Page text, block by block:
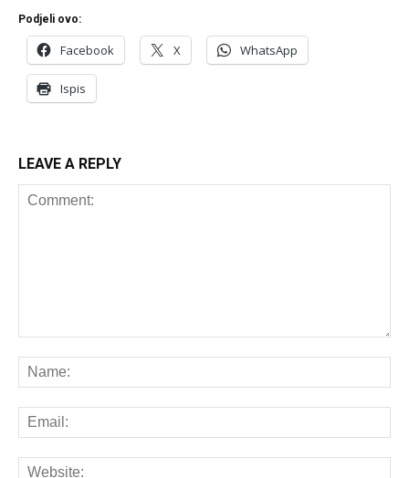
Podjeli ovo:
Facebook X WhatsApp
Ispis
LEAVE A REPLY